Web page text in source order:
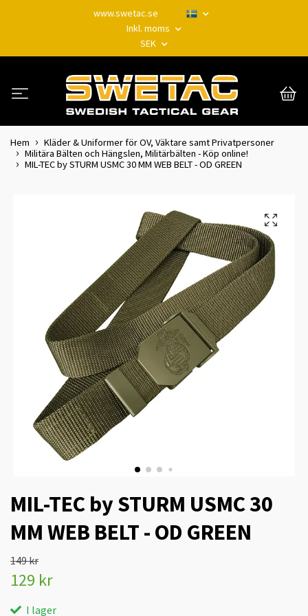
www.swetac.se
Inkl. moms
SEK
Hem
Kläder & Uniformer för OV, Väktare samt Privatpersoner
Militära Bälten och Hängslen, Militärbälten - Köp online!
MIL-TEC by STURM USMC 30 MM WEB BELT - OD GREEN
MIL-TEC by STURM USMC 30
MM WEB BELT - OD GREEN
149 kr
129 kr
I lager